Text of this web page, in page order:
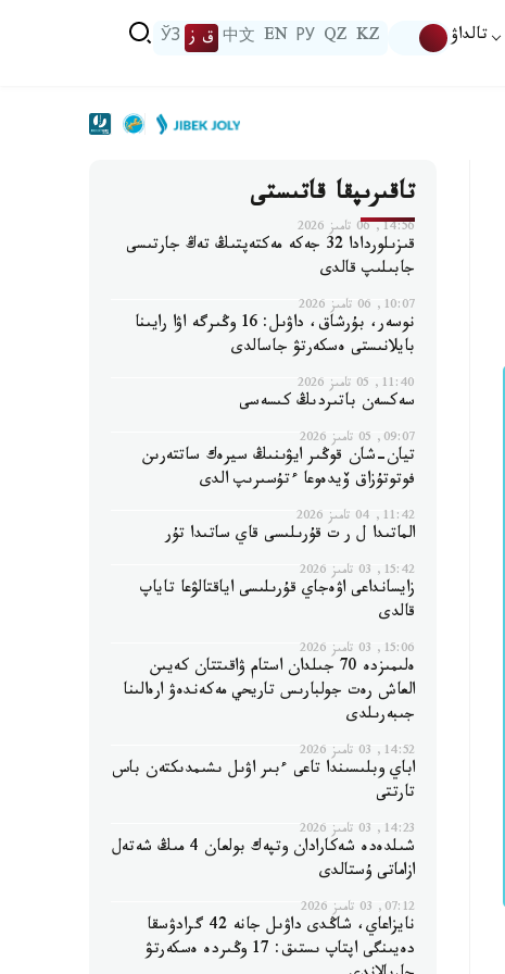
تالداۋ KZ
QZ
РУ
EN
中文 ق ز ЎЗ
تاقىرىپقا قاتىستى
14:56, 06 تامىز 2026
قىزىلوردادا 32 جەكە مەكتەپتىڭ تەڭ جارتىسى
جابىلىپ قالدى
10:07, 06 تامىز 2026
نوسەر، بۇرشاق، داۋىل: 16 وڭىرگە اۋا رايىنا
بايلانىستى ەسكەرتۋ جاسالدى
11:40, 05 تامىز 2026
سەكسەن باتىردىڭ كىسەسى
09:07, 05 تامىز 2026
تيان-شان قوڭىر ايۋىنىڭ سيرەك ساتتەرىن
فوتوتۇزاق ۆيدەوعا ءتۇسىرىپ الدى
11:42, 04 تامىز 2026
الماتىدا ل ر ت قۇرىلىسى قاي ساتىدا تۇر
15:42, 03 تامىز 2026
زايسانداعى اۋەجاي قۇرىلىسى اياقتالۋعا تاياپ
قالدى
15:06, 03 تامىز 2026
ەلىمىزدە 70 جىلدان استام ۋاقىتتان كەيىن
العاش رەت جولبارىس تاريحي مەكەندەۋ ارەالىنا
جىبەرىلدى
14:52, 03 تامىز 2026
اباي وبلىسىندا تاعى ءبىر اۋىل ىشىمدىكتەن باس
تارتتى
14:23, 03 تامىز 2026
شىلدەدە شەكارادان وتپەك بولعان 4 مىڭ شەتەل
ازاماتى ۇستالدى
07:12, 03 تامىز 2026
نايزاعاي، شاڭدى داۋىل جانە 42 گرادۋسقا
دەيىنگى اپتاپ ىستىق: 17 وڭىردە ەسكەرتۋ